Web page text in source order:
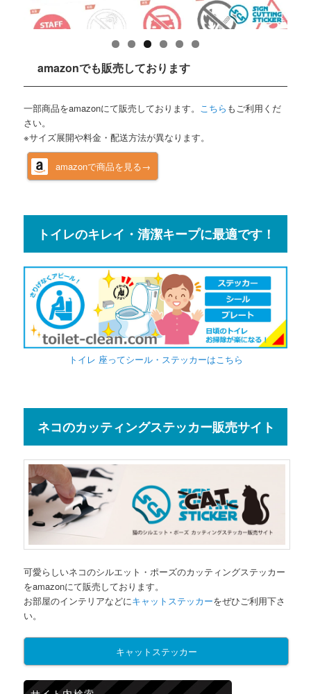
amazonでも販売しております
一部商品をamazonにて販売しております。 こちら もご利用くだ
さい。
※サイズ展開や料金・配送方法が異なります。
amazonで商品を見る→
トイレのキレイ・清潔キープに最適です！
トイレ 座ってシール・ステッカーはこちら
ネコのカッティングステッカー販売サイト
可愛らしいネコのシルエット・ポーズのカッティングステッカー
をamazonにて販売しております。
お部屋のインテリアなどにキャットステッカーをぜひご利用下さ
い。
キャットステッカー